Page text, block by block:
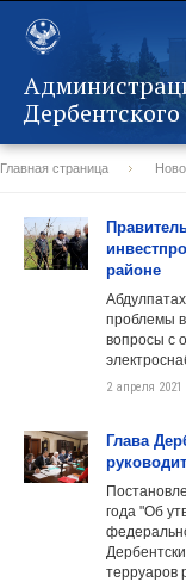
Главная страница
районе
проблемы
вопросы с
2 апреля
Глава
года "Об
терруаров